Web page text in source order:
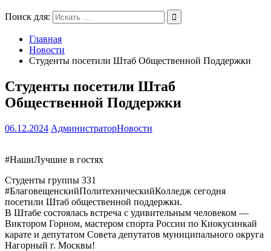
Поиск для:
Главная
Новости
Студенты посетили Штаб Общественной Поддержки
Студенты посетили Штаб
Общественной Поддержки
06.12.2024 АдминистраторНовости
#НашиЛучшие в гостях
Студенты группы 331
#БлаговещенскийПолитехническийКолледж сегодня
посетили Штаб общественной поддержки.
В Штабе состоялась встреча с удивительным человеком —
Виктором Горном, мастером спорта России по Киокусинкай
карате и депутатом Совета депутатов муниципального округа
Нагорный г. Москвы!